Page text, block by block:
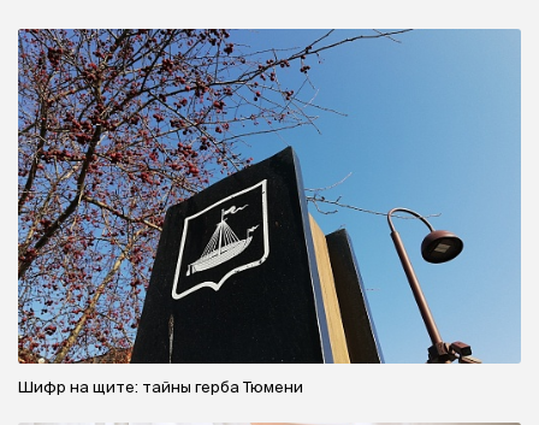
Шифр на щите: тайны герба Тюмени